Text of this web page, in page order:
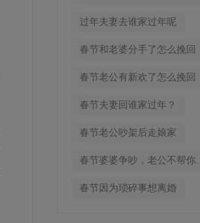
过年夫妻去谁家过年呢
春节和老婆分手了怎么挽回
春节老公有新欢了怎么挽回
春节夫妻回谁家过年？
春节老公吵架后走娘家
春节婆婆争吵，老公不帮你...
春节因为琐碎事想离婚